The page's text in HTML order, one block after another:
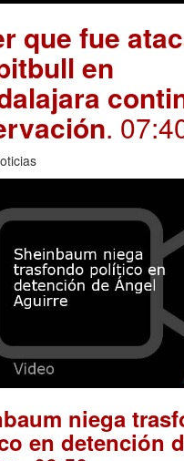
que fue
en
.
niega
en detención